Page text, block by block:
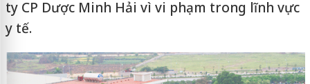
ty CP Dược Minh Hải vì vi phạm trong lĩnh vực
y tế.